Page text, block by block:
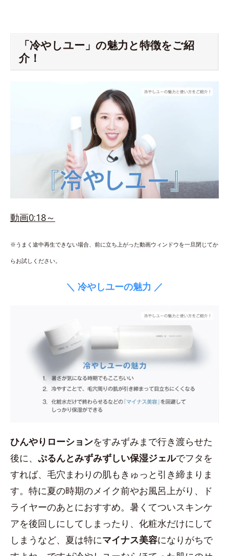
「冷やしユー」の魅力と特徴をご紹
介！
動画0:18～
※うまく途中再生できない場合、前に立ち上がった動画ウィンドウを一旦閉じてか
らお試しください。
＼ 冷やしユーの魅力 ／
ひんやりローションをすみずみまで行き渡らせた
後に、 ぷるんとみずみずしい保湿ジェルでフタを
すれば、毛穴まわりの肌もきゅっと引き締まりま
す。特に夏の時期のメイク前やお風呂上がり、ド
ライヤーのあとにおすすめ。暑くてついスキンケ
アを後回しにしてしまったり、化粧水だけにして
しまうなど、夏は特にマイナス美容になりがちで